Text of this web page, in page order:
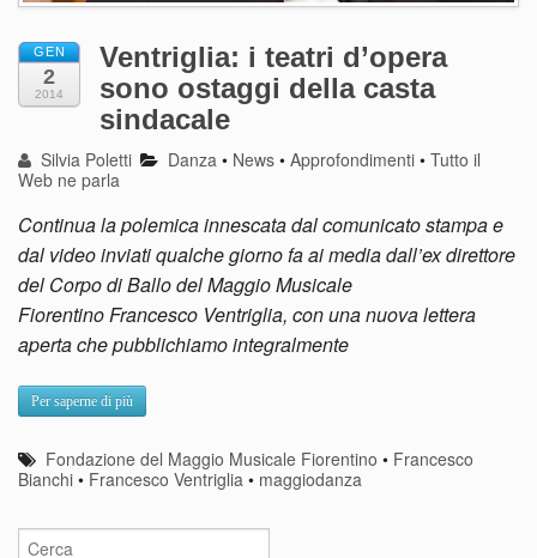
GEN
2
2014
Ventriglia: i teatri d’opera
sono ostaggi della casta
sindacale
Silvia Poletti Danza • News •Approfondimenti •Tutto il
Web ne parla
Continua la polemica innescata dal comunicato stampa e
dal video inviati qualche giorno fa ai media dall’ex direttore
del Corpo di Ballo del Maggio Musicale
Fiorentino Francesco Ventriglia, con una nuova lettera
aperta che pubblichiamo integralmente
Per saperne di più
Fondazione del Maggio Musicale Fiorentino • Francesco
Bianchi • Francesco Ventriglia • maggiodanza